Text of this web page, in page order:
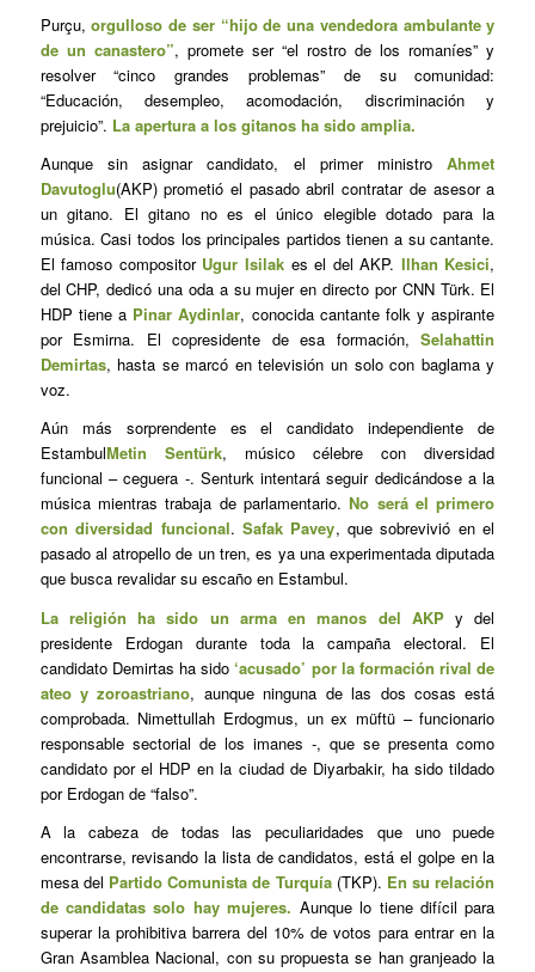
Purçu, orgulloso de ser “hijo de una vendedora ambulante y
de un canastero”, promete ser “el rostro de los romaníes” y
resolver “cinco grandes problemas” de su comunidad:
“Educación, desempleo, acomodación, discriminación y
prejuicio”. La apertura a los gitanos ha sido amplia.
Aunque sin asignar candidato, el primer ministroAhmet
Davutoglu(AKP) prometió el pasado abril contratar de asesor a
un gitano. El gitano no es el único elegible dotado para la
música. Casi todos los principales partidos tienen a su cantante.
El famoso compositor Ugur Isilakes el del AKP. Ilhan Kesici,
del CHP, dedicó una oda a su mujer en directo por CNN Türk. El
HDP tiene a Pinar Aydinlar, conocida cantante folk y aspirante
por Esmirna. El copresidente de esa formación,Selahattin
Demirtas, hasta se marcó en televisión un solo con baglama y
voz.
Aún más sorprendente es el candidato independiente de
EstambulMetin Sentürk, músico célebre con diversidad
funcional – ceguera -. Senturk intentará seguir dedicándose a la
música mientras trabaja de parlamentario.No será el primero
con diversidad funcional. Safak Pavey, que sobrevivió en el
pasado al atropello de un tren, es ya una experimentada diputada
que busca revalidar su escaño en Estambul.
La religión ha sido un arma en manos del AKPy del
presidente Erdogan durante toda la campaña electoral. El
candidato Demirtas ha sido‘acusado’ por la formación rival de
ateo y zoroastriano, aunque ninguna de las dos cosas está
comprobada. Nimettullah Erdogmus, un ex müftü – funcionario
responsable sectorial de los imanes -, que se presenta como
candidato por el HDP en la ciudad de Diyarbakir, ha sido tildado
por Erdogan de “falso”.
A la cabeza de todas las peculiaridades que uno puede
encontrarse, revisando la lista de candidatos, está el golpe en la
mesa del Partido Comunista de Turquía(TKP). En su relación
de candidatas solo hay mujeres. Aunque lo tiene difícil para
superar la prohibitiva barrera del 10% de votos para entrar en la
Gran Asamblea Nacional, con su propuesta se han granjeado la